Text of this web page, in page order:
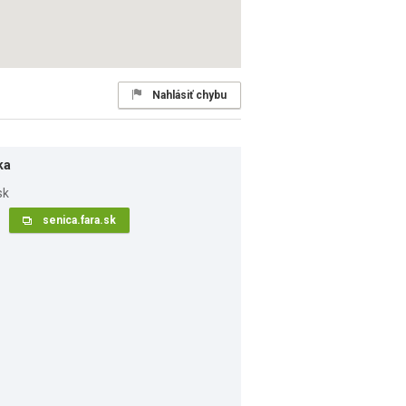
Nahlásiť chybu
senica.fara.sk